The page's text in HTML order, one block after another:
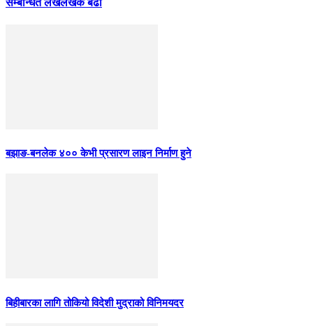
सम्बन्धित लेखलेखक बढी
बझाङ-बनलेक ४०० केभी प्रसारण लाइन निर्माण हुने
बिहीबारका लागि तोकियो विदेशी मुद्राको विनिमयदर